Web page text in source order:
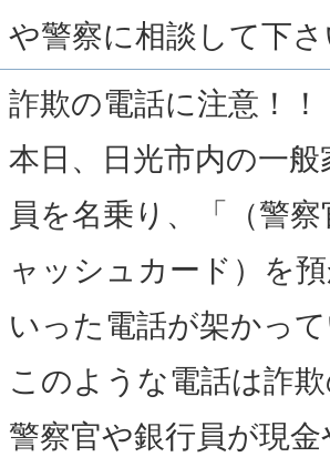
や警察に相談して下
詐欺の電話に注意！！
本日、日光市内の一
員を名乗り、「（警
ャッシュカード）を
いった電話が架かっ
このような電話は詐
警察官や銀行員が現